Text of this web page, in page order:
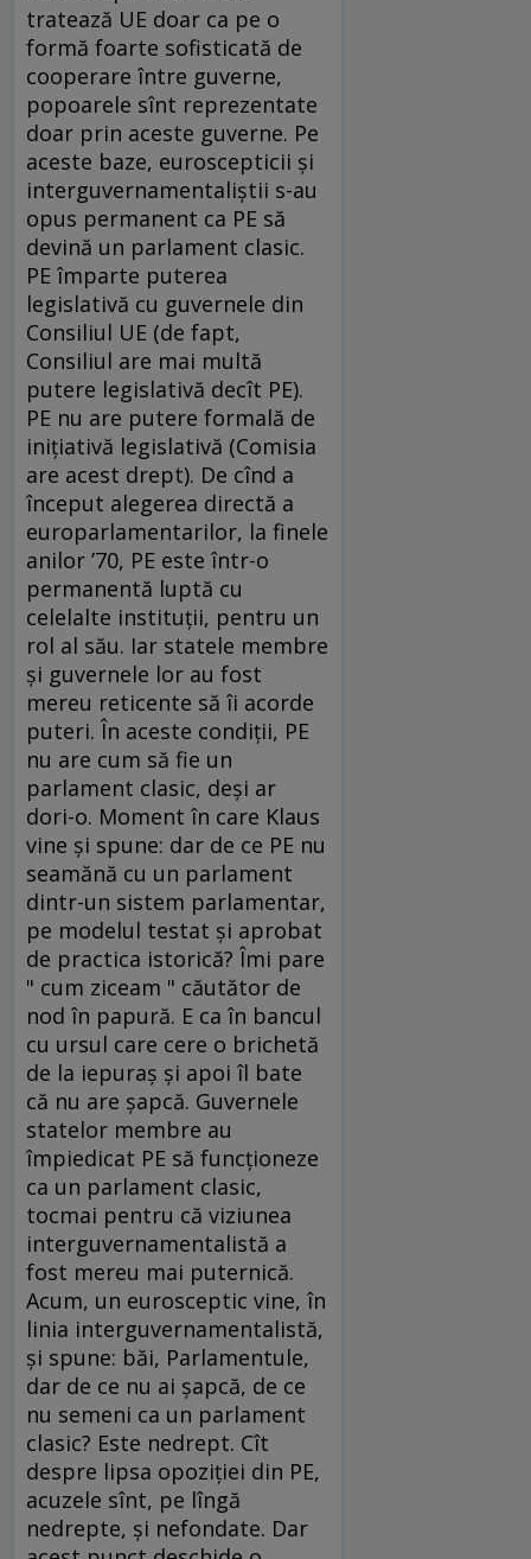
tratează UE doar ca pe o
formă foarte sofisticată de
cooperare între guverne,
popoarele sînt reprezentate
doar prin aceste guverne. Pe
aceste baze, euroscepticii şi
interguvernamentaliştii s-au
opus permanent ca PE să
devină un parlament clasic.
PE împarte puterea
legislativă cu guvernele din
Consiliul UE (de fapt,
Consiliul are mai multă
putere legislativă decît PE).
PE nu are putere formală de
iniţiativă legislativă (Comisia
are acest drept). De cînd a
început alegerea directă a
europarlamentarilor, la finele
anilor ’70, PE este într-o
permanentă luptă cu
celelalte instituţii, pentru un
rol al său. Iar statele membre
şi guvernele lor au fost
mereu reticente să îi acorde
puteri. În aceste condiţii, PE
nu are cum să fie un
parlament clasic, deşi ar
dori-o. Moment în care Klaus
vine şi spune: dar de ce PE nu
seamănă cu un parlament
dintr-un sistem parlamentar,
pe modelul testat şi aprobat
de practica istorică? Îmi pare
" cum ziceam " căutător de
nod în papură. E ca în bancul
cu ursul care cere o brichetă
de la iepuraş şi apoi îl bate
că nu are şapcă. Guvernele
statelor membre au
împiedicat PE să funcţioneze
ca un parlament clasic,
tocmai pentru că viziunea
interguvernamentalistă a
fost mereu mai puternică.
Acum, un eurosceptic vine, în
linia interguvernamentalistă,
şi spune: băi, Parlamentule,
dar de ce nu ai şapcă, de ce
nu semeni ca un parlament
clasic? Este nedrept. Cît
despre lipsa opoziţiei din PE,
acuzele sînt, pe lîngă
nedrepte, şi nefondate. Dar